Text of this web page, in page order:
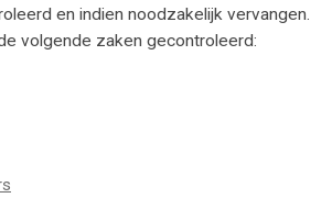
en indien noodzakelijk vervangen.
volgende zaken gecontroleerd: